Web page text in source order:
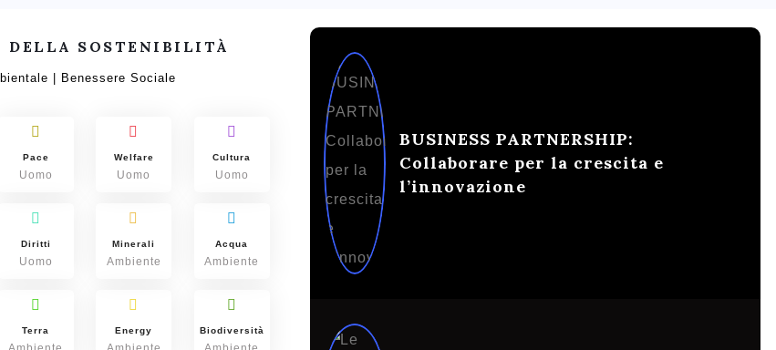
SOSTENIBILITÀ
| Benessere Sociale
Pace
Uomo
Welfare
Uomo
Cultura
Uomo
Diritti
Uomo
Minerali
Ambiente
Acqua
Ambiente
Terra Energy Biodiversità
BUSINESS PARTNERSHIP:
Collaborare per la crescita e
l’innovazione